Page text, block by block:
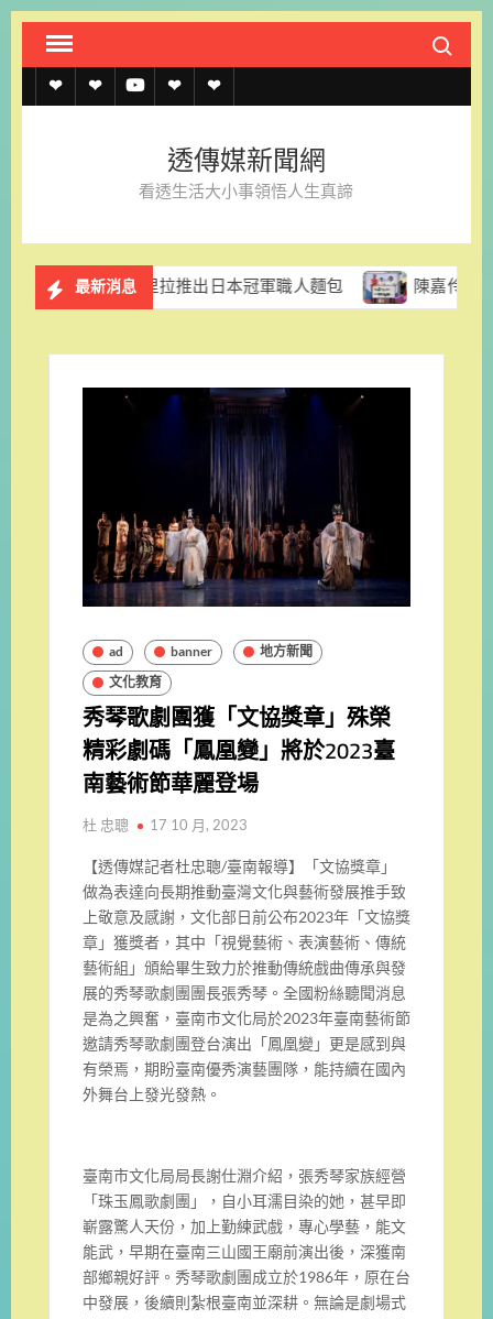
Skip
content
Search
透
約
透
上
記
透 聯
我
官
LINE
透傳媒新聞網
看透生活大小事領悟人生真諦
最新消息
格里拉推出日本冠軍職人麵包 陳嘉伶律師創立易勝法
ad banner
地方新聞
文化教育
秀琴歌劇團獲「文協獎章」殊榮
精彩劇碼「鳳凰變」將於2023臺
南藝術節華麗登場
杜 忠聰 17 10 月, 2023
【透傳媒記者杜忠聰/臺南報導】「文協獎章」
做為表達向長期推動臺灣文化與藝術發展推手致
上敬意及感謝，文化部日前公布2023年「文協獎
章」獲獎者，其中「視覺藝術、表演藝術、傳統
藝術組」頒給畢生致力於推動傳統戲曲傳承與發
展的秀琴歌劇團團長張秀琴。全國粉絲聽聞消息
是為之興奮，臺南市文化局於2023年臺南藝術節
邀請秀琴歌劇團登台演出「鳳凰變」更是感到與
有榮焉，期盼臺南優秀演藝團隊，能持續在國內
外舞台上發光發熱。
臺南市文化局局長謝仕淵介紹，張秀琴家族經營
「珠玉鳳歌劇團」，自小耳濡目染的她，甚早即
嶄露驚人天份，加上勤練武戲，專心學藝，能文
能武，早期在臺南三山國王廟前演出後，深獲南
部鄉親好評。秀琴歌劇團成立於1986年，原在台
中發展，後續則紮根臺南並深耕。無論是劇場式